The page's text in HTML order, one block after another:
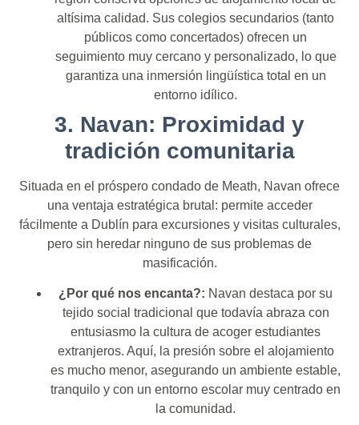
altísima calidad. Sus colegios secundarios (tanto
públicos como concertados) ofrecen un
seguimiento muy cercano y personalizado, lo que
garantiza una inmersión lingüística total en un
entorno idílico.
3. Navan: Proximidad y
tradición comunitaria
Situada en el próspero condado de Meath, Navan ofrece
una ventaja estratégica brutal: permite acceder
fácilmente a Dublín para excursiones y visitas culturales,
pero sin heredar ninguno de sus problemas de
masificación.
¿Por qué nos encanta?: Navan destaca por su
tejido social tradicional que todavía abraza con
entusiasmo la cultura de acoger estudiantes
extranjeros. Aquí, la presión sobre el alojamiento
es mucho menor, asegurando un ambiente estable,
tranquilo y con un entorno escolar muy centrado en
la comunidad.